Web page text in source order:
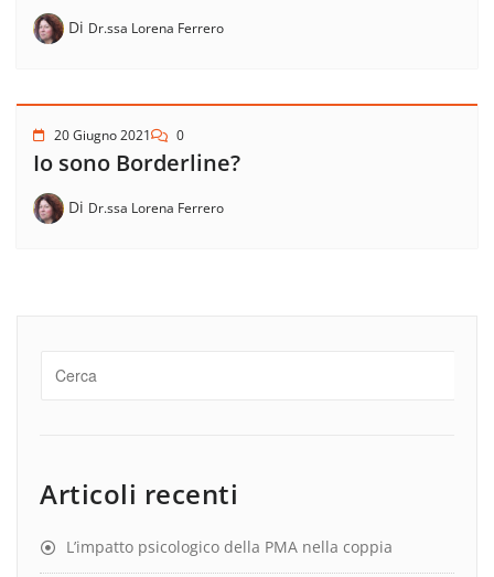
Di Dr.ssa Lorena Ferrero
20 Giugno 2021 0
Io sono Borderline?
Di Dr.ssa Lorena Ferrero
Articoli recenti
L’impatto psicologico della PMA nella coppia